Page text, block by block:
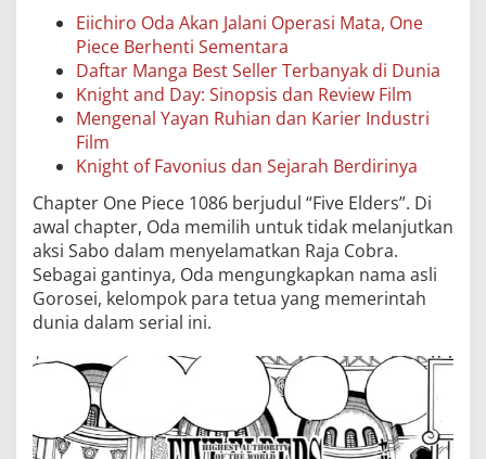
Eiichiro Oda Akan Jalani Operasi Mata, One
Piece Berhenti Sementara
Daftar Manga Best Seller Terbanyak di Dunia
Knight and Day: Sinopsis dan Review Film
Mengenal Yayan Ruhian dan Karier Industri
Film
Knight of Favonius dan Sejarah Berdirinya
Chapter One Piece 1086 berjudul “Five Elders”. Di
awal chapter, Oda memilih untuk tidak melanjutkan
aksi Sabo dalam menyelamatkan Raja Cobra.
Sebagai gantinya, Oda mengungkapkan nama asli
Gorosei, kelompok para tetua yang memerintah
dunia dalam serial ini.